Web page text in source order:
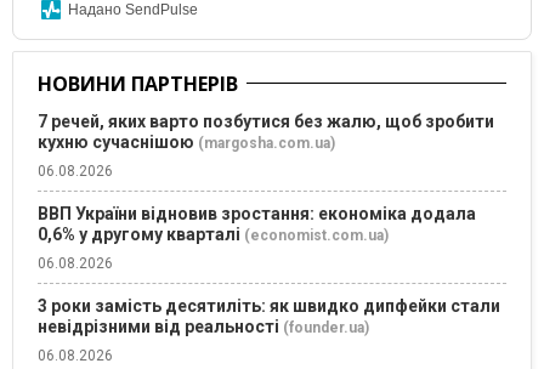
Надано SendPulse
НОВИНИ ПАРТНЕРІВ
7 речей, яких варто позбутися без жалю, щоб зробити
кухню сучаснішою (margosha.com.ua)
06.08.2026
ВВП України відновив зростання: економіка додала
0,6% у другому кварталі (economist.com.ua)
06.08.2026
3 роки замість десятиліть: як швидко дипфейки стали
невідрізними від реальності (founder.ua)
06.08.2026